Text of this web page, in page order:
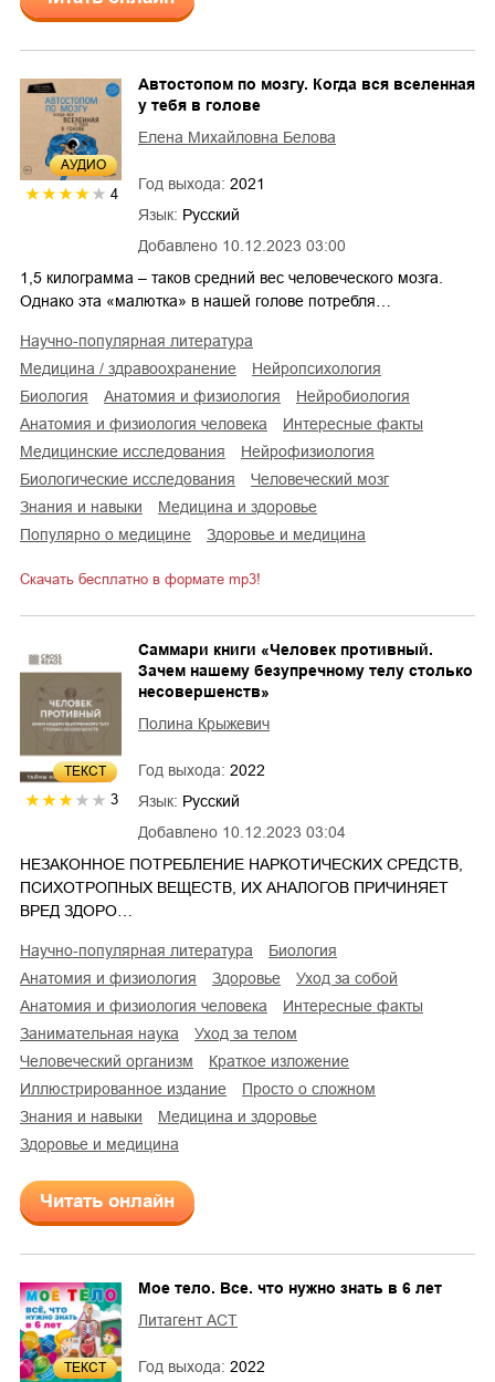
AУДИО
4
Добавлено 10.12.2023 03:00
Автостопом по мозгу. Когда вся вселенная
у тебя в голове
Елена Михайловна Белова
Год выхода: 2021
Язык: Русский
1,5 килограмма – таков средний вес человеческого мозга.
Однако эта «малютка» в нашей голове потребля…
научно-популярная литература
медицина / здравоохранение
нейропсихология
биология
анатомия и физиология
нейробиология
анатомия и физиология человека
интересные факты
медицинские исследования
нейрофизиология
биологические исследования
человеческий мозг
знания и навыки
медицина и здоровье
популярно о медицине
здоровье и медицина
Скачать бесплатно в формате mp3!
ТЕКСТ
3
Добавлено 10.12.2023 03:04
Саммари книги «Человек противный.
Зачем нашему безупречному телу столько
несовершенств»
Полина Крыжевич
Год выхода: 2022
Язык: Русский
НЕЗАКОННОЕ ПОТРЕБЛЕНИЕ НАРКОТИЧЕСКИХ СРЕДСТВ,
ПСИХОТРОПНЫХ ВЕЩЕСТВ, ИХ АНАЛОГОВ ПРИЧИНЯЕТ
ВРЕД ЗДОРО…
научно-популярная литература
биология
анатомия и физиология
здоровье
уход за собой
анатомия и физиология человека
интересные факты
занимательная наука
уход за телом
человеческий организм
краткое изложение
иллюстрированное издание
просто о сложном
знания и навыки
медицина и здоровье
здоровье и медицина
Читать онлайн
ТЕКСТ
Мое тело. Все. что нужно знать в 6 лет
Литагент АСТ
Год выхода: 2022